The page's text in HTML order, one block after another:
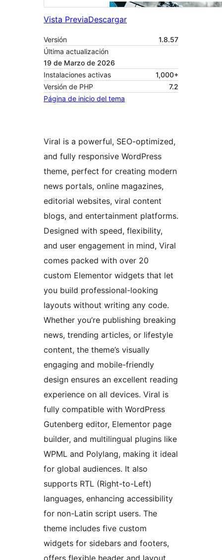
Vista PreviaDescargar
Versión
1.8.57
Última actualización
19 de Marzo de 2026
Instalaciones activas
1,000+
Versión de PHP
7.2
Página de inicio del tema
Viral is a powerful, SEO-optimized,
and fully responsive WordPress
theme, perfect for creating modern
news portals, online magazines,
editorial websites, viral content
blogs, and entertainment platforms.
Designed with speed, flexibility,
and user engagement in mind, Viral
comes packed with over 20
custom Elementor widgets that let
you build professional-looking
layouts without writing any code.
Whether you’re publishing breaking
news, trending articles, or lifestyle
content, the theme’s visually
engaging and mobile-friendly
design ensures an excellent reading
experience on all devices. Viral is
fully compatible with WordPress
Gutenberg editor, Elementor page
builder, and multilingual plugins like
WPML and Polylang, making it ideal
for global audiences. It also
supports RTL (Right-to-Left)
languages, enhancing accessibility
for non-Latin script users. The
theme includes five custom
widgets for sidebars and footers,